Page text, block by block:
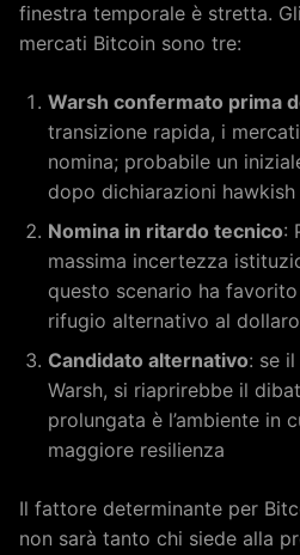
finestra temporale è stretta.
mercati Bitcoin sono tre:
Warsh confermato prima
transizione rapida, i
nomina; probabile un
dopo dichiarazioni
Nomina in ritardo tecnico:
massima incertezza
questo scenario ha
rifugio alternativo al dollaro
Candidato alternativo: se
Warsh, si riaprirebbe il
prolungata è l’ambiente in
maggiore resilienza
Il fattore determinante per
non sarà tanto chi siede alla